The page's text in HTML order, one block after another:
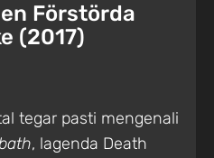
Förstörda
(2017)
tegar pasti mengenali
, lagenda Death